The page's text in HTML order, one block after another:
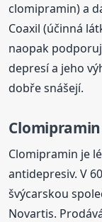
clomipramin) a
Coaxil (účinná
naopak
depresí a jeho
dobře snášejí.
Clomipramin
Clomipramin je
antidepresiv. V
švýcarskou
Novartis.